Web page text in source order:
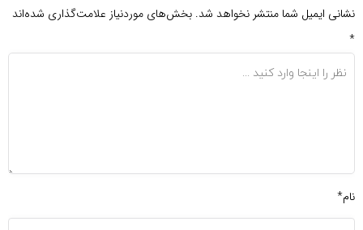
نشانی ایمیل شما منتشر نخواهد شد. بخش‌های موردنیاز علامت‌گذاری شده‌اند
*
نام*